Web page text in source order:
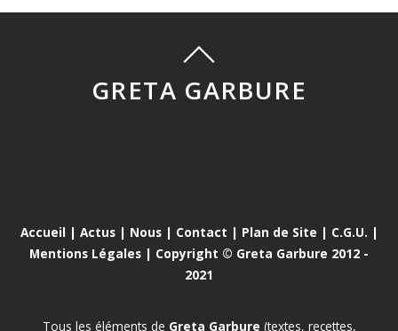
GRETA GARBURE
Accueil | Actus| Nous| Contact | Plan de Site | C.G.U. |
Mentions Légales | Copyright © Greta Garbure 2012 -
2021
Tous les éléments de Greta Garbure (textes, recettes,